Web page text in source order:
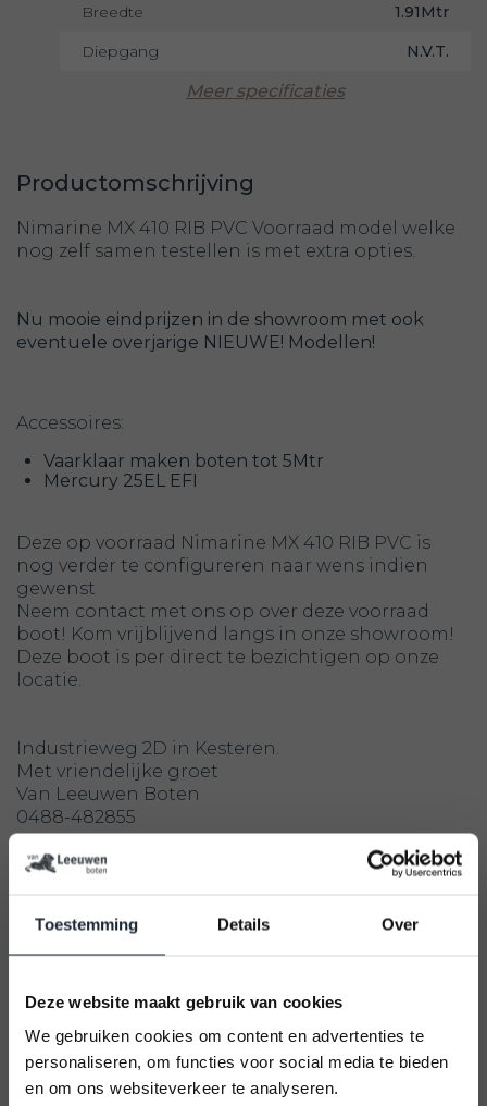
Toestemming Details Over
Deze website maakt gebruik van cookies
We gebruiken cookies om content en advertenties te
personaliseren, om functies voor social media te bieden
en om ons websiteverkeer te analyseren.
Productomschrijving
Nimarine MX 410 RIB PVC Voorraad model welke
nog zelf samen testellen is met extra opties.
Nu mooie eindprijzen in de showroom met ook
eventuele overjarige NIEUWE! Modellen!
Accessoires:
Vaarklaar maken boten tot 5Mtr
Mercury 25EL EFI
Deze op voorraad Nimarine MX 410 RIB PVC is
nog verder te configureren naar wens indien
gewenst
Neem contact met ons op over deze voorraad
boot! Kom vrijblijvend langs in onze showroom!
Deze boot is per direct te bezichtigen op onze
locatie.
Industrieweg 2D in Kesteren.
Met vriendelijke groet
Van Leeuwen Boten
0488-482855
Zoektermen: Nimarine MX 290 AIR, Nimarine MX
ALU, Nimarine MX 350 RIB, Nimarine MX 410 RIB,
Nimarine MX 450 RIB Hypalon
Breedte
1.91Mtr
Diepgang
N.V.T.
Meer specificaties
Reviews (5)